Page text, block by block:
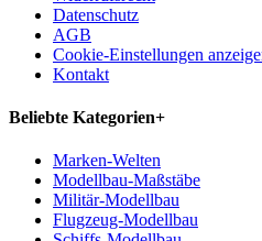
Datenschutz
AGB
Cookie-Einstellungen
Kontakt
Beliebte Kategorien+
Marken-Welten
Modellbau-Maßstäbe
Militär-Modellbau
Flugzeug-Modellbau